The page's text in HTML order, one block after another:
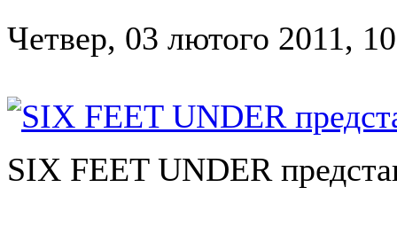
Четвер, 03 лютого 2011,
SIX FEET UNDER